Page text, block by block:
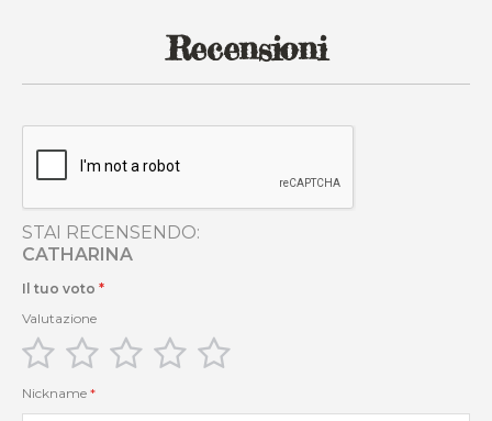
Recensioni
STAI RECENSENDO:
CATHARINA
Il tuo voto
Valutazione
1
star
2
stars
3
stars
4
stars
Nickname